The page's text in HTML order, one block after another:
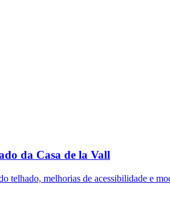
da Casa de la Vall
telhado, melhorias de acessibilidade e